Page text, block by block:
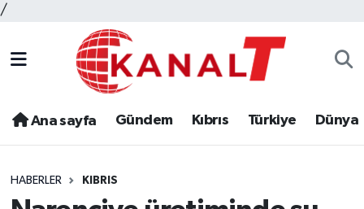
/
Ana sayfa Gündem Kıbrıs Türkiye Dünya
HABERLER KIBRIS